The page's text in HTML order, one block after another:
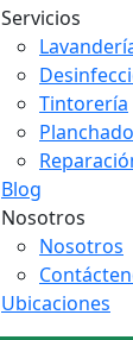
Servicios
Tintorería
Planchado
Blog
Nosotros
Nosotros
Ubicaciones